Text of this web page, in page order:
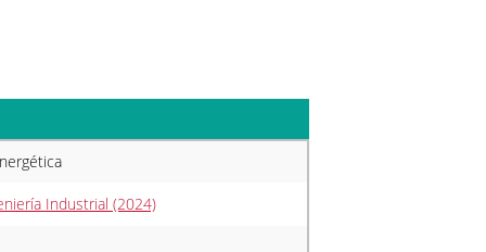
Industrial (2024)